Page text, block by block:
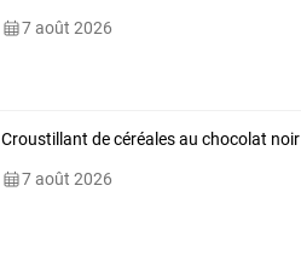
7 août 2026
Croustillant de céréales au chocolat noir
7 août 2026